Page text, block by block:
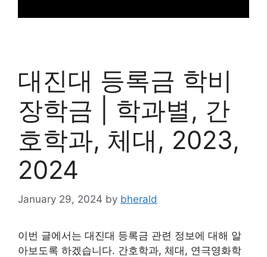
대진대 등록금 학비
장학금 | 학과별, 간
호학과, 체대, 2023,
2024
January 29, 2024 by bherald
이번 글에서는 대진대 등록금 관련 정보에 대해 알
아보도록 하겠습니다. 간호학과, 체대, 연극영화학